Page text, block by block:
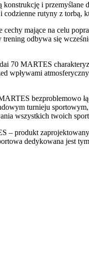
konstrukcję i
codzienne rutyny z
mające na celu
trening odbywa się
70 MARTES
wpływami
bezproblemowo
turnieju
wszystkich twoich
– produkt
dedykowana jest